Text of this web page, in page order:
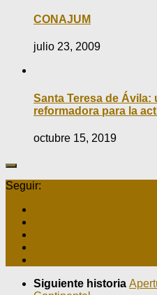
CONAJUM
julio 23, 2009
Santa Teresa de Ávila:
reformadora para la
octubre 15, 2019
Seguir:
Siguiente historia